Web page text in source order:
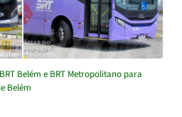
Belém e BRT Metropolitano para
Belém